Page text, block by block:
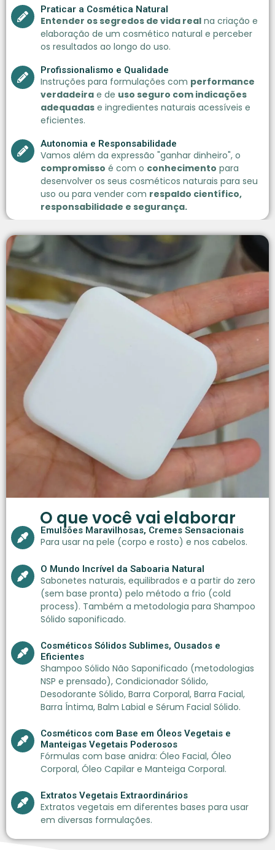
Praticar a Cosmética Natural
Entender os segredos de vida real na criação e
elaboração de um cosmético natural e perceber
os resultados ao longo do uso.
Profissionalismo e Qualidade
Instruções para formulações com performance
verdadeira e de uso seguro com indicações
adequadas e ingredientes naturais acessíveis e
eficientes.
Autonomia e Responsabilidade
Vamos além da expressão "ganhar dinheiro", o
compromisso é com o conhecimento para
desenvolver os seus cosméticos naturais para seu
uso ou para vender com respaldo científico,
responsabilidade e segurança.
O que você vai elaborar
Emulsões Maravilhosas, Cremes Sensacionais
Para usar na pele (corpo e rosto) e nos cabelos.
O Mundo Incrível da Saboaria Natural
Sabonetes naturais, equilibrados e a partir do zero
(sem base pronta) pelo método a frio (cold
process). Também a metodologia para Shampoo
Sólido saponificado.
Cosméticos Sólidos Sublimes, Ousados e
Eficientes
Shampoo Sólido Não Saponificado (metodologias
NSP e prensado), Condicionador Sólido,
Desodorante Sólido, Barra Corporal, Barra Facial,
Barra Íntima, Balm Labial e Sérum Facial Sólido.
Cosméticos com Base em Óleos Vegetais e
Manteigas Vegetais Poderosos
Fórmulas com base anidra: Óleo Facial, Óleo
Corporal, Óleo Capilar e Manteiga Corporal.
Extratos Vegetais Extraordinários
Extratos vegetais em diferentes bases para usar
em diversas formulações.